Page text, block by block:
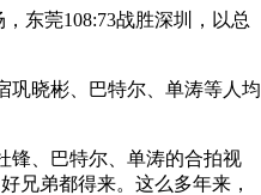
东莞108:73战胜深圳，以总
巩晓彬、巴特尔、单涛等人均
锋、巴特尔、单涛的合拍视
兄弟都得来。这么多年来，